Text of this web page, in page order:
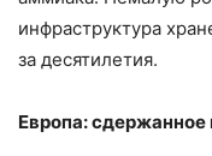
инфраструктура
за десятилетия.
Европа: